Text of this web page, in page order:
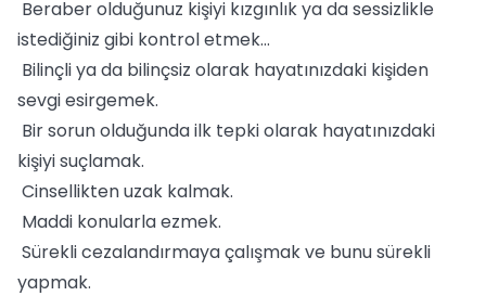
Beraber olduğunuz kişiyi kızgınlık ya da sessizlikle
istediğiniz gibi kontrol etmek…
Bilinçli ya da bilinçsiz olarak hayatınızdaki kişiden
sevgi esirgemek.
Bir sorun olduğunda ilk tepki olarak hayatınızdaki
kişiyi suçlamak.
Cinsellikten uzak kalmak.
Maddi konularla ezmek.
Sürekli cezalandırmaya çalışmak ve bunu sürekli
yapmak.